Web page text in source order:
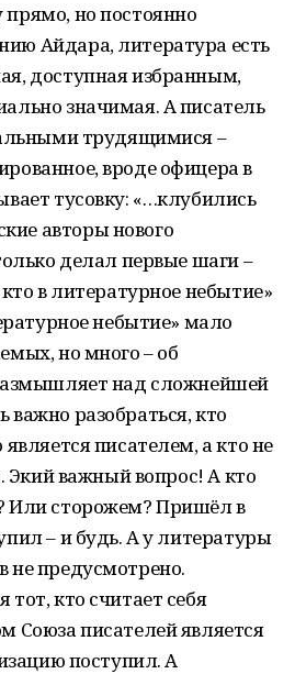
но постоянно
Айдара, литература есть
доступная избранным,
значимая. А писатель
трудящимися –
вроде офицера в
тусовку: «…клубились
авторы нового
делал первые шаги –
в литературное небытие»
небытие» мало
но много – об
над сложнейшей
разобраться, кто
является писателем, а кто не
Экий важный вопрос! А кто
Или сторожем? Пришёл в
– и будь. А у литературы
не предусмотрено.
кто считает себя
Союза писателей является
поступил. А